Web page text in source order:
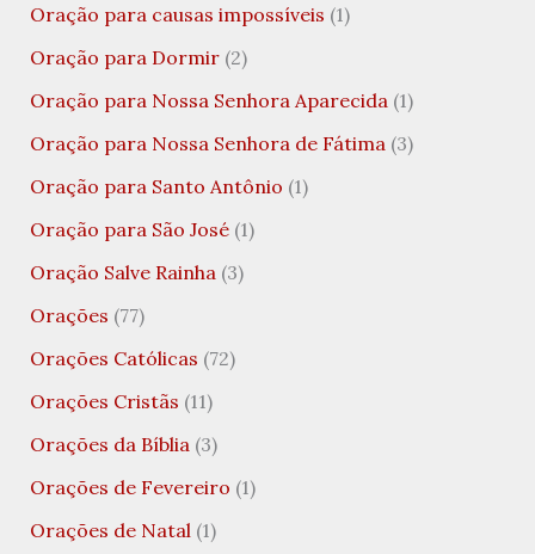
Oração para causas impossíveis (1)
Oração para Dormir(2)
Oração para Nossa Senhora Aparecida (1)
Oração para Nossa Senhora de Fátima (3)
Oração para Santo Antônio (1)
Oração para São José(1)
Oração Salve Rainha (3)
Orações (77)
Orações Católicas (72)
Orações Cristãs (11)
Orações da Bíblia (3)
Orações de Fevereiro (1)
Orações de Natal (1)